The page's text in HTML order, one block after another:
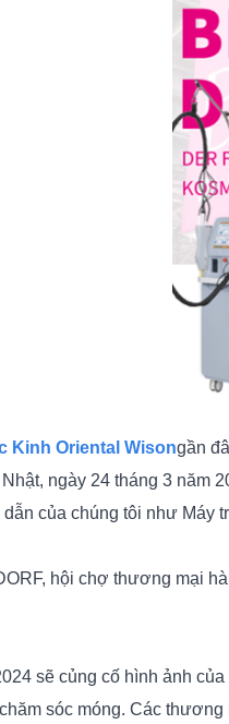
Kinh Oriental Wisongần
ngày 24 tháng 3 năm
của chúng tôi như Máy
hội chợ thương mại
sẽ củng cố hình ảnh
sóc móng. Các